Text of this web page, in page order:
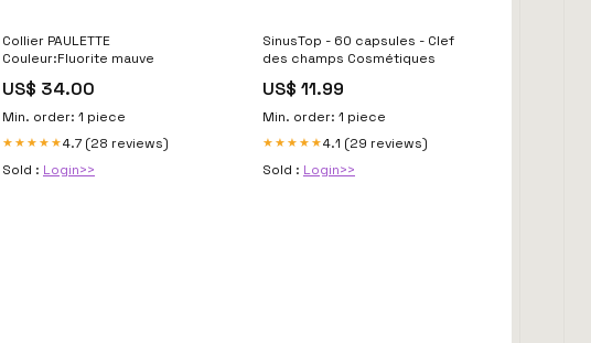
Collier PAULETTE
Couleur:Fluorite mauve
US$ 34.00
Min. order: 1 piece
★★★★★4.7 (28 reviews)
Sold : Login>>
SinusTop - 60 capsules - Clef
des champs Cosmétiques
US$ 11.99
Min. order: 1 piece
★★★★★4.1 (29 reviews)
Sold : Login>>